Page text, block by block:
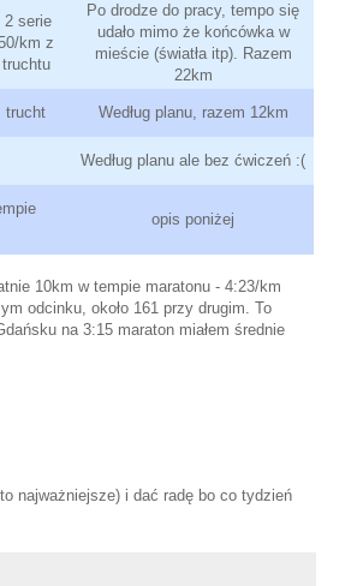
2 serie
km z
Po drodze do pracy, tempo się
udało mimo że końcówka w
mieście (światła itp). Razem
22km
trucht Według planu, razem 12km
Według planu ale bez ćwiczeń :(
opis poniżej
10km w tempie maratonu - 4:23/km
odcinku, około 161 przy drugim. To
na 3:15 maraton miałem średnie
najważniejsze) i dać radę bo co tydzień